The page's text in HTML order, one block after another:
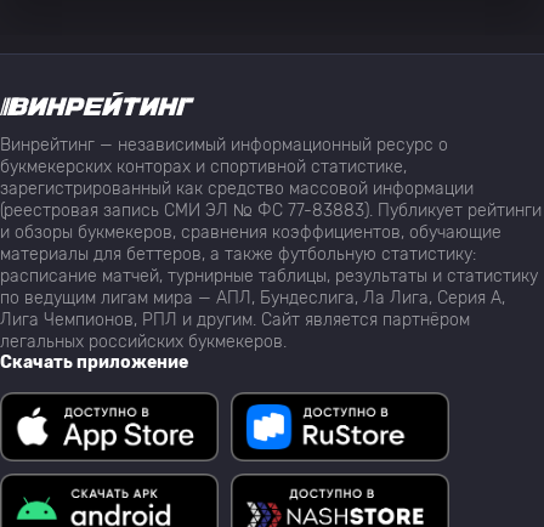
Винрейтинг — независимый информационный ресурс о
букмекерских конторах и спортивной статистике,
зарегистрированный как средство массовой информации
(реестровая запись СМИ ЭЛ № ФС 77-83883). Публикует рейтинги
и обзоры букмекеров, сравнения коэффициентов, обучающие
материалы для беттеров, а также футбольную статистику:
расписание матчей, турнирные таблицы, результаты и статистику
по ведущим лигам мира — АПЛ, Бундеслига, Ла Лига, Серия А,
Лига Чемпионов, РПЛ и другим. Сайт является партнёром
легальных российских букмекеров.
Скачать приложение